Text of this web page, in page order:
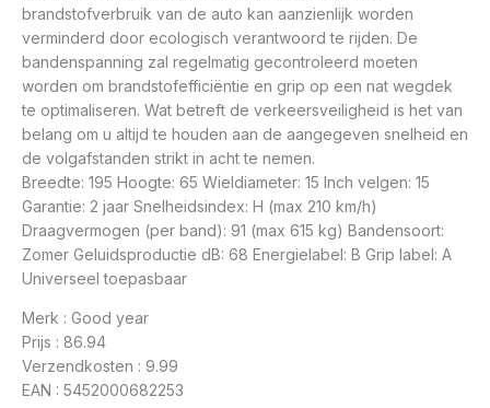
brandstofverbruik van de auto kan aanzienlijk worden
verminderd door ecologisch verantwoord te rijden. De
bandenspanning zal regelmatig gecontroleerd moeten
worden om brandstofefficiëntie en grip op een nat wegdek
te optimaliseren. Wat betreft de verkeersveiligheid is het van
belang om u altijd te houden aan de aangegeven snelheid en
de volgafstanden strikt in acht te nemen.
Breedte: 195 Hoogte: 65 Wieldiameter: 15 Inch velgen: 15
Garantie: 2 jaar Snelheidsindex: H (max 210 km/h)
Draagvermogen (per band): 91 (max 615 kg) Bandensoort:
Zomer Geluidsproductie dB: 68 Energielabel: B Grip label: A
Universeel toepasbaar
Merk : Good year
Prijs : 86.94
Verzendkosten : 9.99
EAN : 5452000682253